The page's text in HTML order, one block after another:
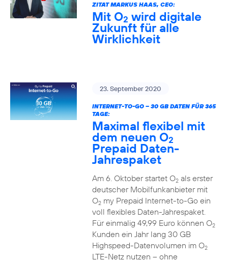
ZITAT MARKUS HAAS, CEO:
Mit O2 wird digitale
Zukunft für alle
Wirklichkeit
23. September 2020
INTERNET-TO-GO – 30 GB DATEN FÜR 365
TAGE:
Maximal flexibel mit
dem neuen O2
Prepaid Daten-
Jahrespaket
Am 6. Oktober startet O2als erster
deutscher Mobilfunkanbieter mit
O2my Prepaid Internet-to-Go ein
voll flexibles Daten-Jahrespaket.
Für einmalig 49,99 Euro können O2
Kunden ein Jahr lang 30 GB
Highspeed-Datenvolumen im O2
LTE-Netz nutzen – ohne